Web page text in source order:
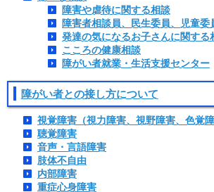
障害や虐待に関する相談
障害者相談員、民生委員、児童委
発達の気になるお子さんに関する
こころの健康相談
障がい者就業・生活支援センター
障がい者との接し方について
視覚障害（視力障害、視野障害、色覚障
聴覚障害
音声・言語障害
肢体不自由
内部障害
重症心身障害